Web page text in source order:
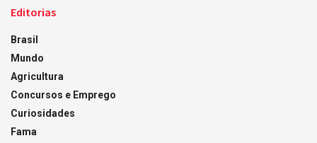
Editorias
Brasil
Mundo
Agricultura
Concursos e Emprego
Curiosidades
Fama